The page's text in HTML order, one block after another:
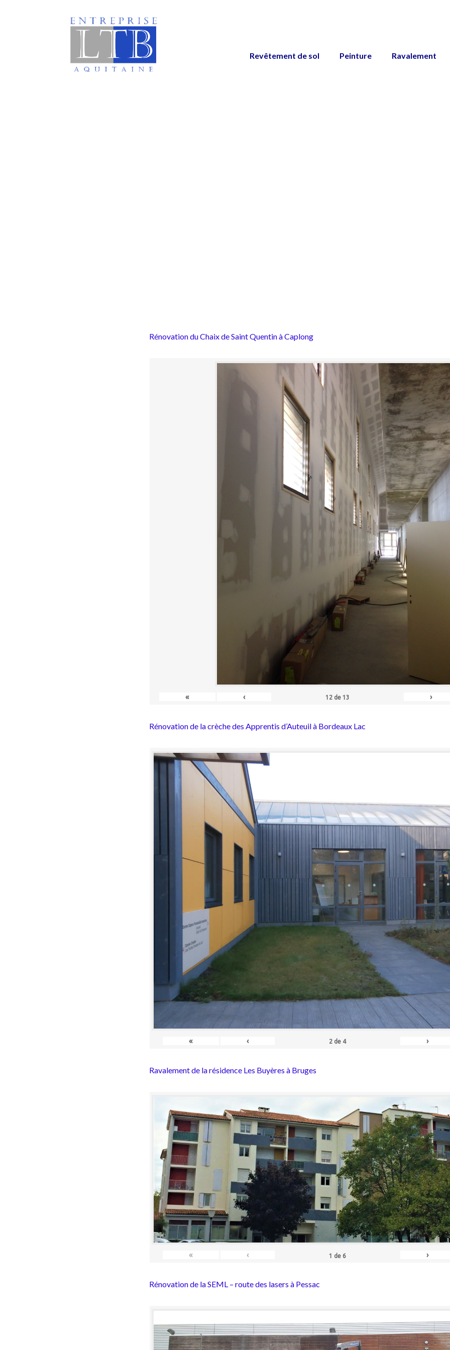
Revêtement de sol Peinture Ravalement
Rénovation du Chaix de Saint Quentin à Caplong
« ‹ 12 de 13 ›
Rénovation de la crèche des Apprentis d’Auteuil à Bordeaux Lac
« ‹ 2 de 4 ›
Ravalement de la résidence Les Buyères à Bruges
« ‹ 1 de 6 ›
Rénovation de la SEML – route des lasers à Pessac